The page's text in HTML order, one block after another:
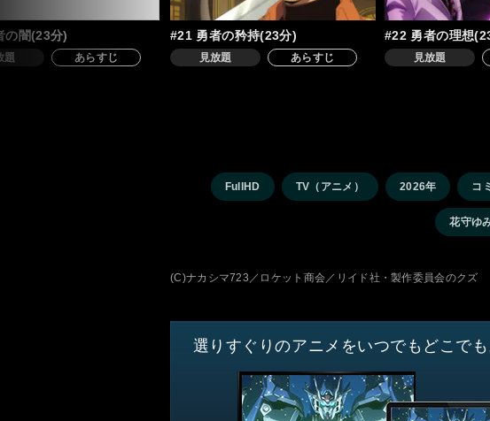
の闇(23分)
題 あらすじ
#21 勇者の矜持(23分)
見放題 あらすじ
#22 勇者の理想
見放題
FullHD TV（アニメ） 2026年 コ
花守ゆ
(C)ナカシマ723／ロケット商会／リイド社・製作委員会のクズ
選りすぐりのアニメをいつでもどこで